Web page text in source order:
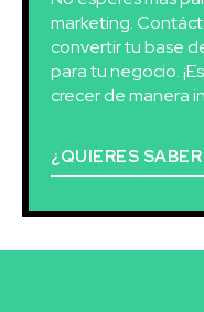
marketing.
convertir tu base
para tu negocio.
crecer de manera
¿QUIERES